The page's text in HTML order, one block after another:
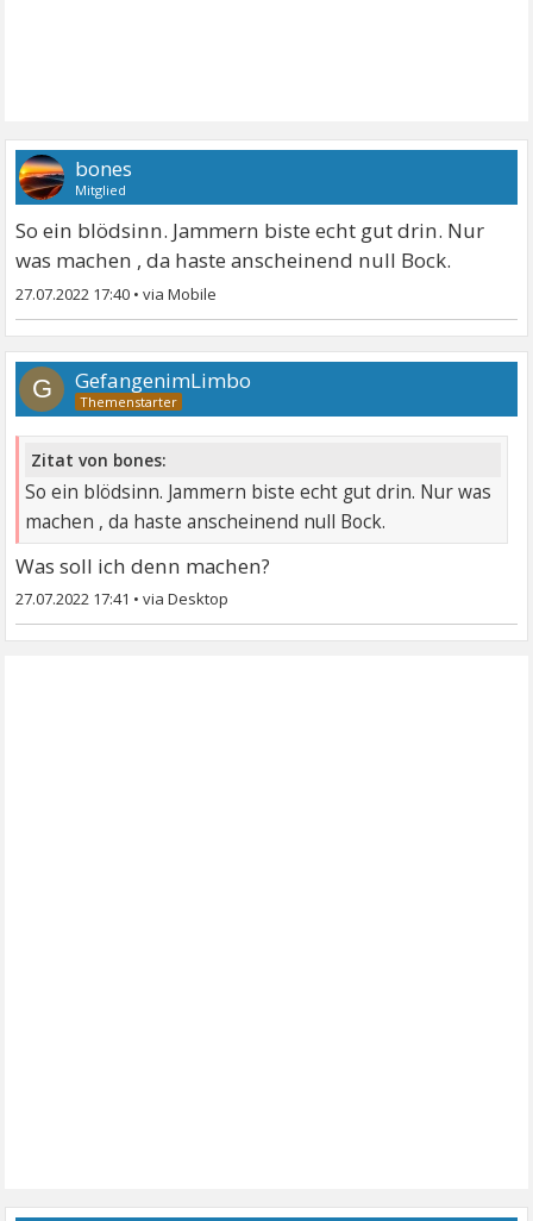
bones
Mitglied
So ein blödsinn. Jammern biste echt gut drin. Nur
was machen , da haste anscheinend null Bock.
27.07.2022 17:40 •
G GefangenimLimbo
Zitat von bones:
So ein blödsinn. Jammern biste echt gut drin. Nur was
machen , da haste anscheinend null Bock.
Was soll ich denn machen?
27.07.2022 17:41 •